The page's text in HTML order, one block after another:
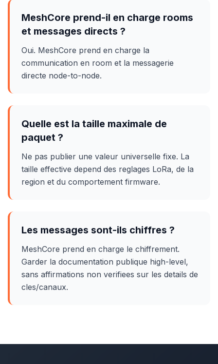
MeshCore prend-il en charge rooms
et messages directs ?
Oui. MeshCore prend en charge la
communication en room et la messagerie
directe node-to-node.
Quelle est la taille maximale de
paquet ?
Ne pas publier une valeur universelle fixe. La
taille effective depend des reglages LoRa, de la
region et du comportement firmware.
Les messages sont-ils chiffres ?
MeshCore prend en charge le chiffrement.
Garder la documentation publique high-level,
sans affirmations non verifiees sur les details de
cles/canaux.